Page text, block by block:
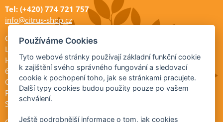
Tel: (+420) 774 721 757
info@citrus-shop.cz
Citrus shop zahradnictví
Legionářů 2
Hodonín
695 01
Otevřeno:
Po-Pá 9-17
So 9-11:30
Používáme Cookies
Tyto webové stránky používají základní funkční cookie
k zajištění svého správného fungování a sledovací
cookie k pochopení toho, jak se stránkami pracujete.
Další typy cookies budou použity pouze po vašem
schválení.
Ještě podrobnější informace o tom, jak cookies